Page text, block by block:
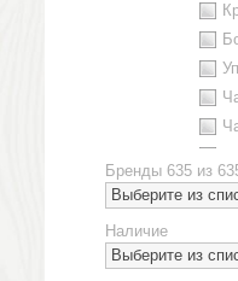
Бренды 635 из
Выберите из
Наличие
Выберите из